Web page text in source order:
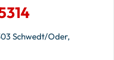
Schwedt/Oder,